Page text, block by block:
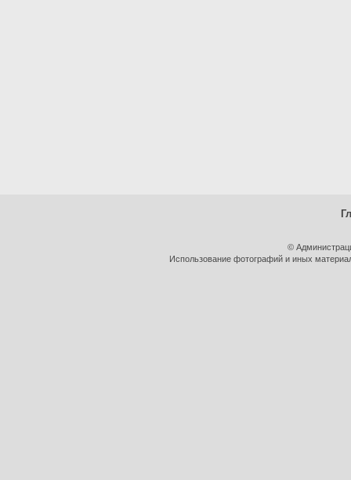
©
Использование фотографий и иных